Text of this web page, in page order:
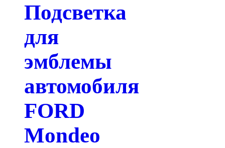
Подсветка
для
эмблемы
автомобиля
FORD
Mondeo